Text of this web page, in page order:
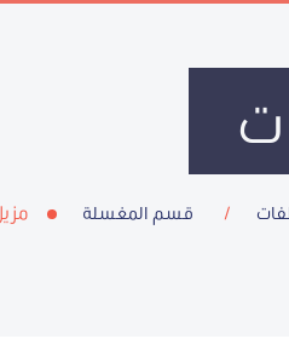
قسم المغسلة